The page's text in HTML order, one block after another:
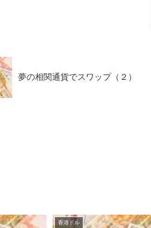
夢の相関通貨でスワップ（２）
香港ドル